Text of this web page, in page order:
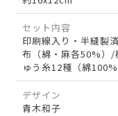
セット内容
印刷線入り・半縫製
布（綿・麻各50%）
ゅう糸12種（綿
デザイン
青木和子